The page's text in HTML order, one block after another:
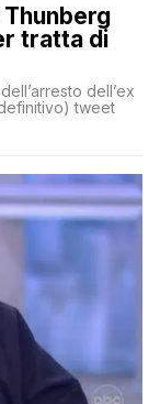
tratta di
dell’ex
tweet